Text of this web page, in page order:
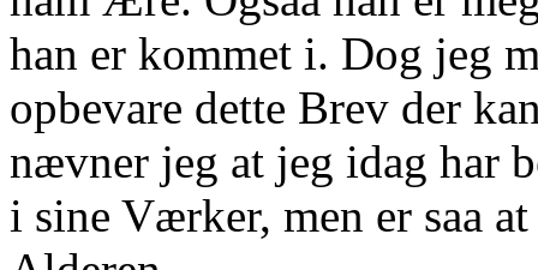
han er kommet i. Dog jeg
opbevare dette Brev der
nævner jeg at jeg idag har
i sine Værker, men er saa